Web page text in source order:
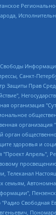
коммуникаций "ИНТЕРРА", Маяковская Екатерина Алексеевна, Фейгин Марк Захарович, Филимонов Андрей Викторович, Дзугкоева Регина Николаевна, Доброхотов Роман Александрович, Дудь Юрий Александрович, Елкин Сергей Владимирович, Кругликов Кирилл Игоревич, Сабунаева Мария Леонидовна, Семенов Алексей Владимирович, Шаинян Карен Багратович, Шульман Екатерина Михайловна, Асафьев Артур Валерьевич, Вахштайн Виктор Семенович, Венедиктов Алексей Алексеевич, Лушникова Екатерина Евгеньевна, Волков Леонид Михайлович, Невзоров Александр Глебович, Пархоменко Сергей Борисович, Сироткин Ярослав Николаевич, Кара-Мурза Владимир Владимирович, Баранова Наталья Владимировна, Гозман Леонид Яковлевич, Кагарлицкий Борис Юльевич, Климарев Михаил Валерьевич, Милов Владимир Станиславович, Автономная некоммерческая организация